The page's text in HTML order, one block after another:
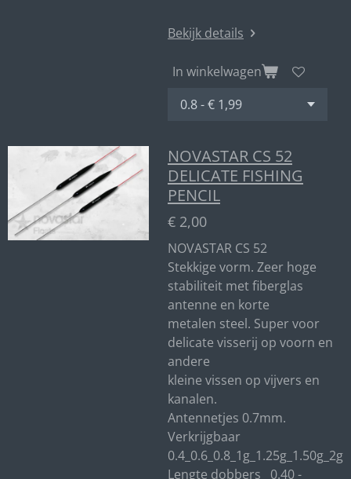
Bekijk details
In winkelwagen
NOVASTAR CS 52
DELICATE FISHING
PENCIL
€ 2,00
NOVASTAR CS 52
Stekkige vorm. Zeer hoge
stabiliteit met fiberglas
antenne en korte
metalen steel. Super voor
delicate visserij op voorn en
andere
kleine vissen op vijvers en
kanalen.
Antennetjes 0.7mm.
Verkrijgbaar
0.4_0.6_0.8_1g_1.25g_1.50g_2g
Lengte dobbers 0.40 -